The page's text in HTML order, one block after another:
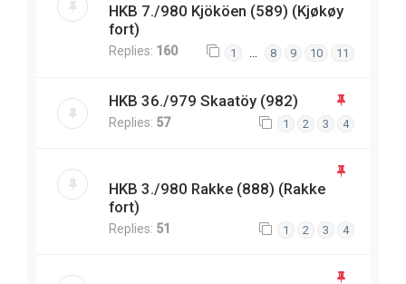
HKB 7./980 Kjököen (589) (Kjøkøy
fort)
Replies: 160 1 8 9 10 11
HKB 36./979 Skaatöy (982)
Replies: 57 1 2 3 4
HKB 3./980 Rakke (888) (Rakke
fort)
Replies: 51 1 2 3 4